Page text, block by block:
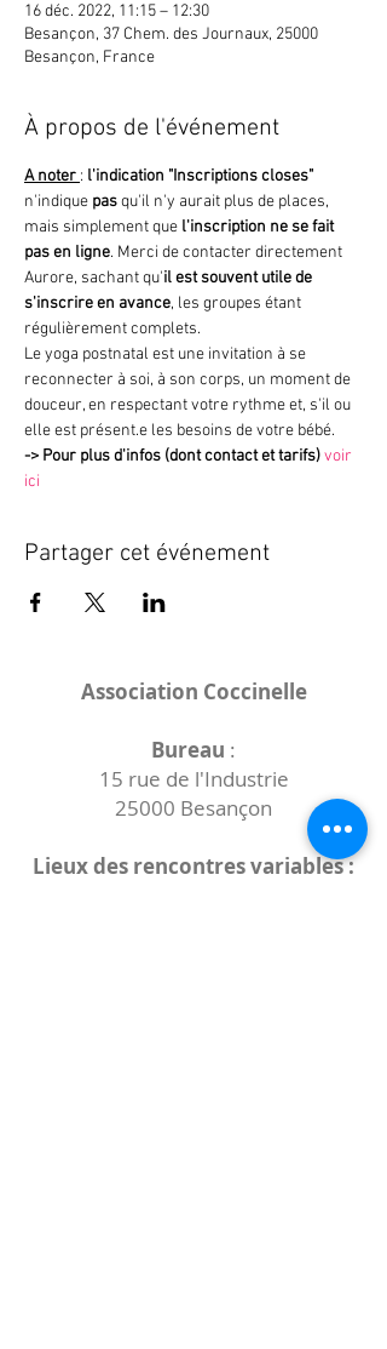
16 déc. 2022, 11:15 – 12:30
Besançon, 37 Chem. des Journaux, 25000
Besançon, France
À propos de l'événement
A noter : l'indication "Inscriptions closes"
n'indique pas qu'il n'y aurait plus de places,
mais simplement que l'inscription ne se fait
pas en ligne. Merci de contacter directement
Aurore, sachant qu'il est souvent utile de
s'inscrire en avance, les groupes étant
régulièrement complets.
Le yoga postnatal est une invitation à se
reconnecter à soi, à son corps, un moment de
douceur, en respectant votre rythme et, s'il ou
elle est présent.e les besoins de votre bébé.
-> Pour plus d'infos (dont contact et tarifs)voir
ici
Partager cet événement
Association Coccinelle
Bureau :
15 rue de l'Industrie
25000 Besançon
Lieux des rencontres variables :